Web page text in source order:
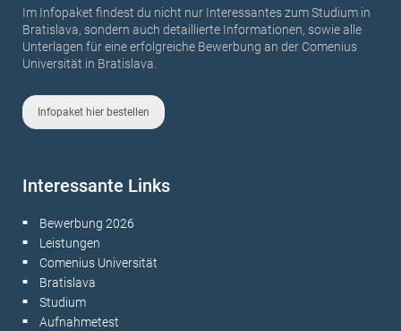
Im Infopaket findest du nicht nur Interessantes zum Studium in
Bratislava, sondern auch detaillierte Informationen, sowie alle
Unterlagen für eine erfolgreiche Bewerbung an der Comenius
Universität in Bratislava.
Infopaket hier bestellen
Interessante Links
■ Bewerbung 2026
■ Leistungen
■ Comenius Universität
■ Bratislava
■ Studium
■ Aufnahmetest